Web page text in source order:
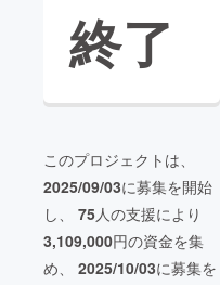
終了
このプロジェクトは、
2025/09/03に募集を開始
し、 75人の支援により
3,109,000円の資金を集
め、 2025/10/03に募集を